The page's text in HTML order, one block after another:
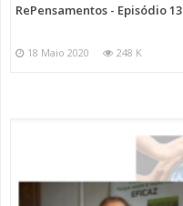
RePensamentos - Episódio 13
18 Maio 2020 248 K